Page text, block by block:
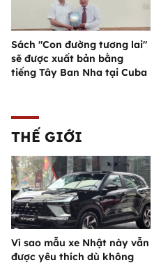
Sách "Con đường tương lai"
sẽ được xuất bản bằng
tiếng Tây Ban Nha tại Cuba
THẾ GIỚI
Vì sao mẫu xe Nhật này vẫn
được yêu thích dù không